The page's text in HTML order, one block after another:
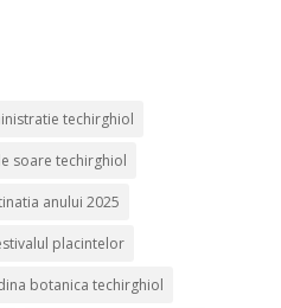
techirghiol
soare techirghiol
anului 2025
placintelor
botanica techirghiol